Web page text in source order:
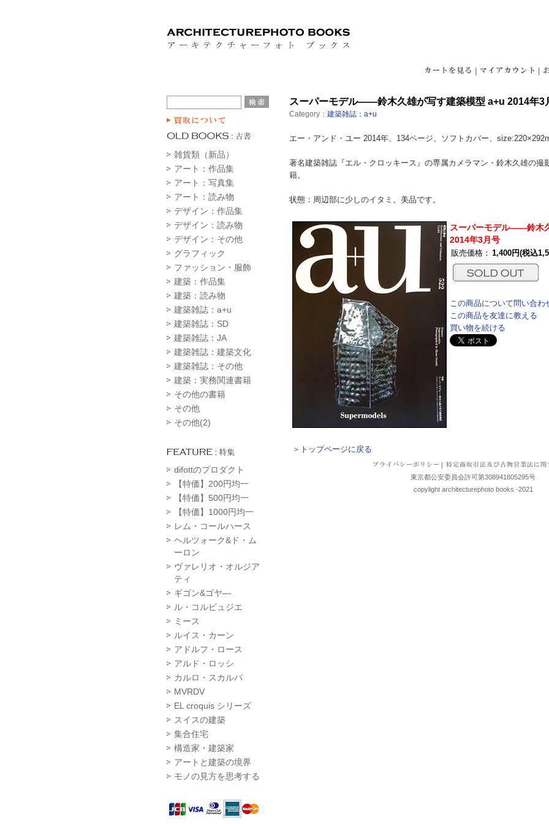
雑貨類（新品）
アート：作品集
アート：写真集
アート：読み物
デザイン：作品集
デザイン：読み物
デザイン：その他
グラフィック
ファッション・服飾
建築：作品集
建築：読み物
建築雑誌：a+u
建築雑誌：SD
建築雑誌：JA
建築雑誌：建築文化
建築雑誌：その他
建築：実務関連書籍
その他の書籍
その他
その他(2)
difottのプロダクト
【特価】200円均一
【特価】500円均一
【特価】1000円均一
レム・コールハース
ヘルツォーク&ド・ム
ーロン
ヴァレリオ・オルジア
ティ
ギゴン&ゴヤ―
ル・コルビュジエ
ミース
ルイス・カーン
アドルフ・ロース
アルド・ロッシ
カルロ・スカルパ
MVRDV
EL croquis シリーズ
スイスの建築
集合住宅
構造家・建築家
アートと建築の境界
モノの見方を思考する
スーパーモデル――鈴木久雄が写す建築模型 a+u 2014年3
Category： 建築雑誌：a+u
エー・アンド・ユー 2014年、134ページ、ソフトカバー、
著名建築雑誌『エル・クロッキース』の専属カメラマン・鈴木久雄の撮
籍。
状態：周辺部に少しのイタミ。美品です。
スーパーモデル――鈴木
2014年3月号
販売価格： 1,400円(税込
この商品について問い合わ
この商品を友達に教える
買い物を続ける
＞トップページに戻る
|
東京都公安委員会許可第308941805295号
copylight architecturephoto books -2021